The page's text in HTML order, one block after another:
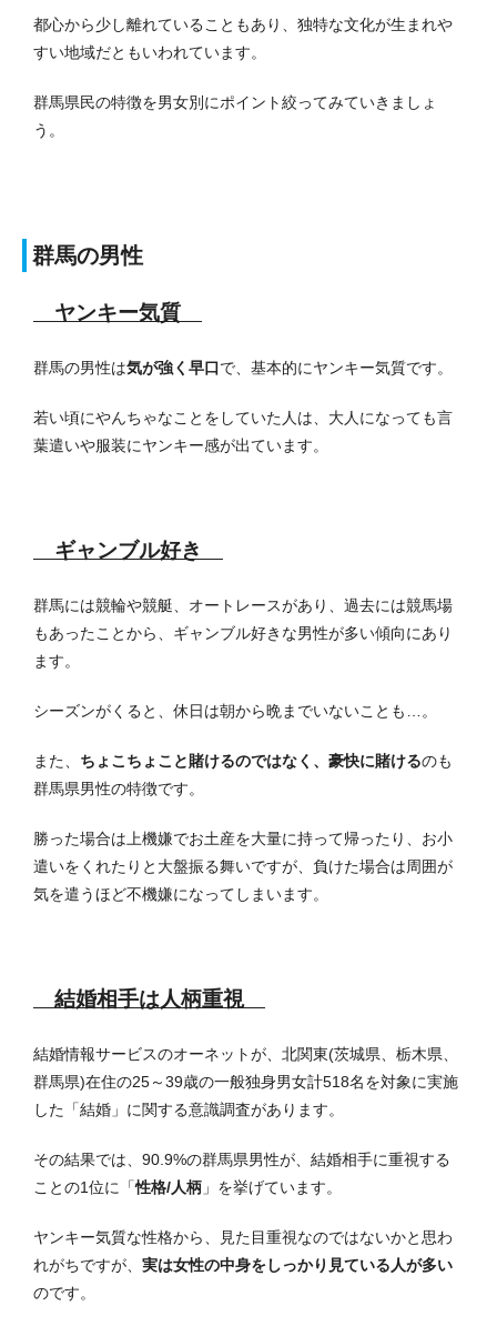
都心から少し離れていることもあり、独特な文化が生まれや
すい地域だともいわれています。
群馬県民の特徴を男女別にポイント絞ってみていきましょ
う。
群馬の男性
ヤンキー気質
群馬の男性は気が強く早口で、基本的にヤンキー気質です。
若い頃にやんちゃなことをしていた人は、大人になっても言
葉遣いや服装にヤンキー感が出ています。
ギャンブル好き
群馬には競輪や競艇、オートレースがあり、過去には競馬場
もあったことから、ギャンブル好きな男性が多い傾向にあり
ます。
シーズンがくると、休日は朝から晩までいないことも…。
また、 ちょこちょこと賭けるのではなく、豪快に賭けるのも
群馬県男性の特徴です。
勝った場合は上機嫌でお土産を大量に持って帰ったり、お小
遣いをくれたりと大盤振る舞いですが、負けた場合は周囲が
気を遣うほど不機嫌になってしまいます。
結婚相手は人柄重視
結婚情報サービスのオーネットが、北関東(茨城県、栃木県、
群馬県)在住の25～39歳の一般独身男女計518名を対象に実施
した「結婚」に関する意識調査があります。
その結果では、90.9%の群馬県男性が、結婚相手に重視する
ことの1位に「性格/人柄 」を挙げています。
ヤンキー気質な性格から、見た目重視なのではないかと思わ
れがちですが、 実は女性の中身をしっかり見ている人が多い
のです。